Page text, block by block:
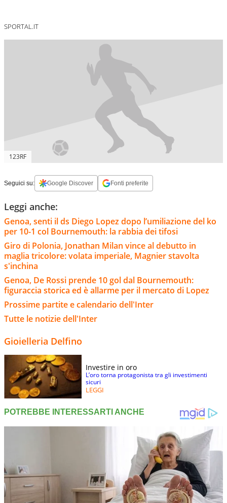
SPORTAL.IT
123RF
Seguici su: Google Discover Fonti preferite
Leggi anche:
Genoa, senti il ds Diego Lopez dopo l’umiliazione del ko
per 10-1 col Bournemouth: la rabbia dei tifosi
Giro di Polonia, Jonathan Milan vince al debutto in
maglia tricolore: volata imperiale, Magnier stavolta
s'inchina
Genoa, De Rossi prende 10 gol dal Bournemouth:
figuraccia storica ed è allarme per il mercato di Lopez
Prossime partite e calendario dell'Inter
Tutte le notizie dell'Inter
Gioielleria Delfino
Investire in oro
L’oro torna protagonista tra gli investimenti
sicuri
LEGGI